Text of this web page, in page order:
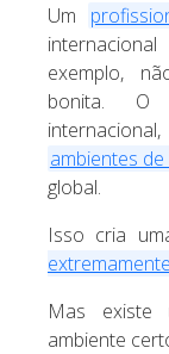
Um
exemplo,
bonita. O
ambientes
global.
Isso cria
Mas existe
ambiente